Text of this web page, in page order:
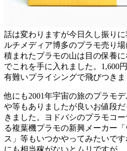
話は変わりますが今日久し振り
ルチメディア博多のプラモ売り
積まれたプラモの山は目の保養
でこれを手に入れました。1,600
有難いプライシングで飛びつきま
他にも2001年宇宙の旅のプラモ
や等もありましたが良いお値段
きました。ヨドバシのプラモコ
る複葉機プラモの新興メーカー
ス」等もいつかやってみたいで
にも相当稼がないとムリですが。